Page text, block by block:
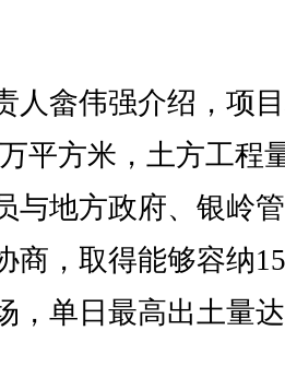
畲伟强介绍，项
平方米，土方工程
与地方政府、银岭
商，取得能够容纳
，单日最高出土量